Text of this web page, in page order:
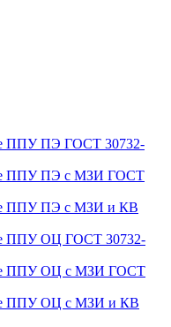
ППУ ПЭ ГОСТ 30732-
ППУ ПЭ с МЗИ ГОСТ
ППУ ПЭ с МЗИ и КВ
ППУ ОЦ ГОСТ 30732-
ППУ ОЦ с МЗИ ГОСТ
ППУ ОЦ с МЗИ и КВ